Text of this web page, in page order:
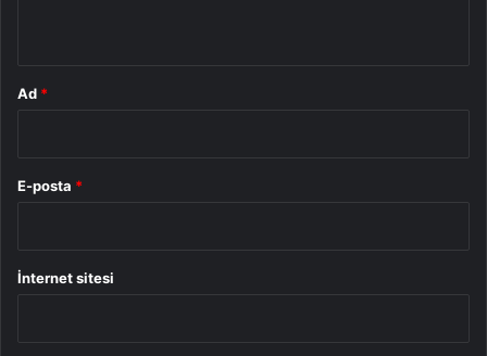
Ad *
E-posta *
İnternet sitesi